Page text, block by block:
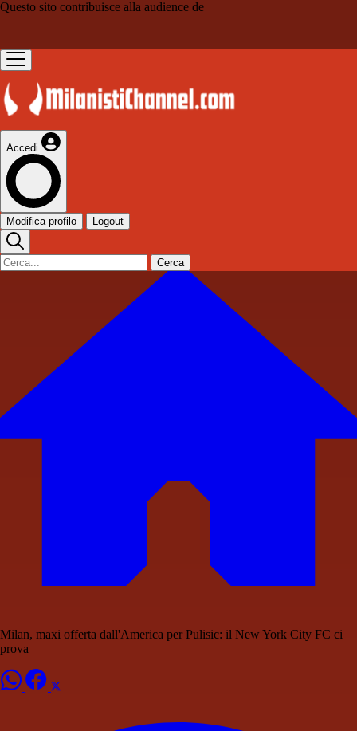
Questo sito contribuisce alla audience de
Accedi
Modifica profilo Logout
Cerca
Milan, maxi offerta dall'America per Pulisic: il New York City FC ci
prova